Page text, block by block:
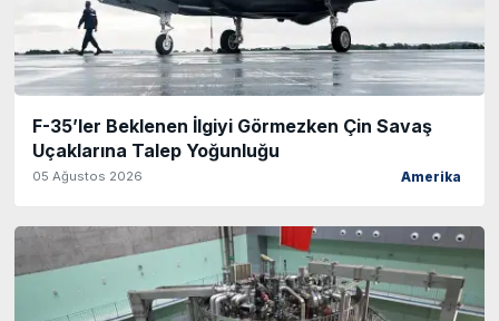
F-35’ler Beklenen İlgiyi Görmezken Çin Savaş
Uçaklarına Talep Yoğunluğu
05 Ağustos 2026 Amerika